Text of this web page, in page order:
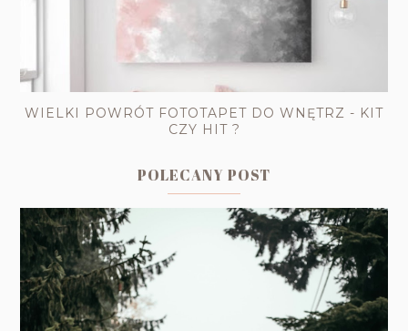
WIELKI POWRÓT FOTOTAPET DO WNĘTRZ - KIT
CZY HIT ?
POLECANY POST